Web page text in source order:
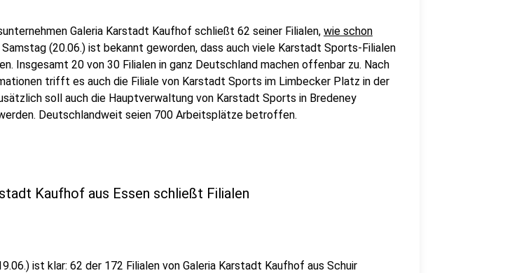
Galeria Karstadt Kaufhof schließt 62 seiner Filialen, wie schon
Samstag (20.06.) ist bekannt geworden, dass auch viele Karstadt Sports-Filialen
Insgesamt 20 von 30 Filialen in ganz Deutschland machen offenbar zu. Nach
trifft es auch die Filiale von Karstadt Sports im Limbecker Platz in der
soll auch die Hauptverwaltung von Karstadt Sports in Bredeney
Deutschlandweit seien 700 Arbeitsplätze betroffen.
Kaufhof aus Essen schließt Filialen
ist klar: 62 der 172 Filialen von Galeria Karstadt Kaufhof aus Schuir